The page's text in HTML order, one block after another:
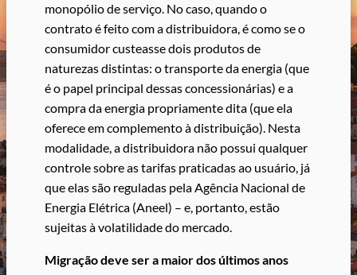
monopólio de serviço. No caso, quando o
contrato é feito com a distribuidora, é como se o
consumidor custeasse dois produtos de
naturezas distintas: o transporte da energia (que
é o papel principal dessas concessionárias) e a
compra da energia propriamente dita (que ela
oferece em complemento à distribuição). Nesta
modalidade, a distribuidora não possui qualquer
controle sobre as tarifas praticadas ao usuário, já
que elas são reguladas pela Agência Nacional de
Energia Elétrica (Aneel) – e, portanto, estão
sujeitas à volatilidade do mercado.
Migração deve ser a maior dos últimos anos